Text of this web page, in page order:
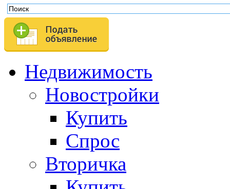
Недвижимость
Новостройки
Купить
Спрос
Вторичка